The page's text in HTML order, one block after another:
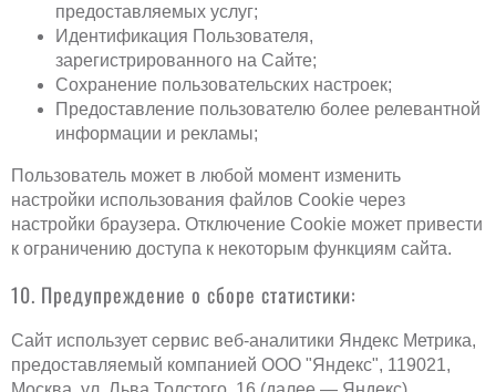
предоставляемых услуг;
Идентификация Пользователя,
зарегистрированного на Сайте;
Сохранение пользовательских настроек;
Предоставление пользователю более релевантной
информации и рекламы;
Пользователь может в любой момент изменить
настройки использования файлов Cookie через
настройки браузера. Отключение Cookie может привести
к ограничению доступа к некоторым функциям сайта.
10. Предупреждение о сборе статистики:
Сайт использует сервис веб-аналитики Яндекс Метрика,
предоставляемый компанией ООО "Яндекс", 119021,